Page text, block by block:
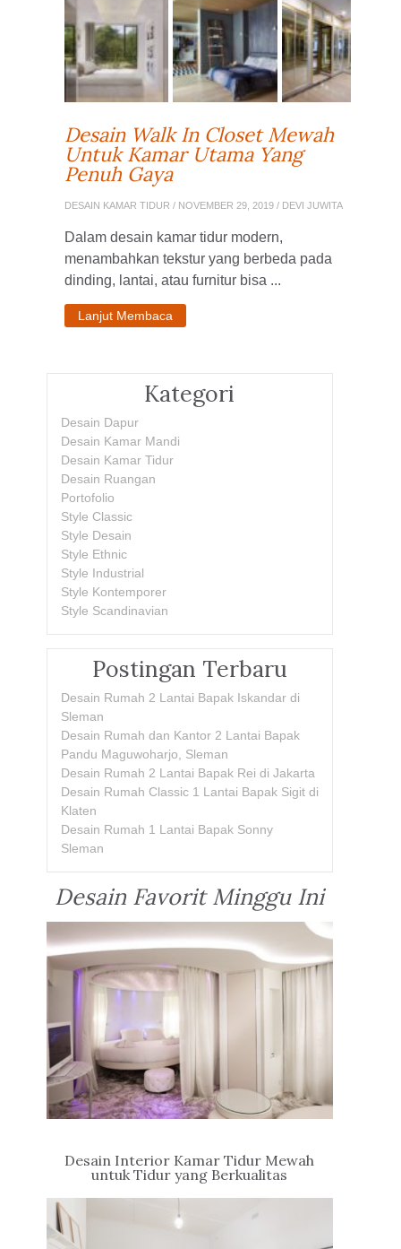
Desain Walk In Closet Mewah
Untuk Kamar Utama Yang
Penuh Gaya
DESAIN KAMAR TIDUR / NOVEMBER 29, 2019 / DEVI JUWITA
Dalam desain kamar tidur modern,
menambahkan tekstur yang berbeda pada
dinding, lantai, atau furnitur bisa ...
Lanjut Membaca
Kategori
Desain Dapur
Desain Kamar Mandi
Desain Kamar Tidur
Desain Ruangan
Portofolio
Style Classic
Style Desain
Style Ethnic
Style Industrial
Style Kontemporer
Style Scandinavian
Postingan Terbaru
Desain Rumah 2 Lantai Bapak Iskandar di
Sleman
Desain Rumah dan Kantor 2 Lantai Bapak
Pandu Maguwoharjo, Sleman
Desain Rumah 2 Lantai Bapak Rei di Jakarta
Desain Rumah Classic 1 Lantai Bapak Sigit di
Klaten
Desain Rumah 1 Lantai Bapak Sonny
Sleman
Desain Favorit Minggu Ini
Desain Interior Kamar Tidur Mewah
untuk Tidur yang Berkualitas